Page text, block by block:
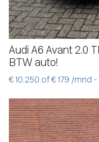
Audi A6 Avant 2.0
BTW auto!
€ 10.250 of € 179 /mnd